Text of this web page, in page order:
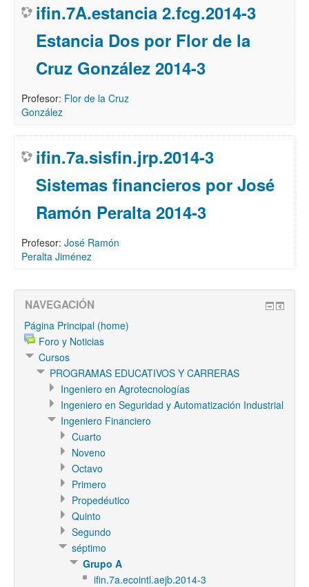
ifin.7A.estancia 2.fcg.2014-3
Estancia Dos por Flor de la
Cruz González 2014-3
Profesor: Flor de la Cruz
González
ifin.7a.sisfin.jrp.2014-3
Sistemas financieros por José
Ramón Peralta 2014-3
Profesor: José Ramón
Peralta Jiménez
NAVEGACIÓN
Página Principal (home)
Foro y Noticias
Cursos
PROGRAMAS EDUCATIVOS Y CARRERAS
Ingeniero en Agrotecnologías
Ingeniero en Seguridad y Automatización Industrial
Ingeniero Financiero
Cuarto
Noveno
Octavo
Primero
Propedéutico
Quinto
Segundo
séptimo
Grupo A
ifin.7a.ecointl.aejb.2014-3